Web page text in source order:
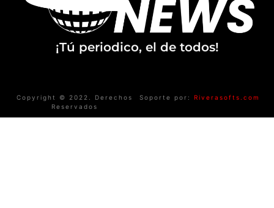
¡Tú periodico, el de todos!
Copyright © 2022. Derechos
Reservados
Soporte por: Riverasofts.com